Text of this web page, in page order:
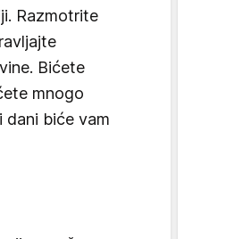
Razmotrite
Bićete
mnogo
dani biće vam